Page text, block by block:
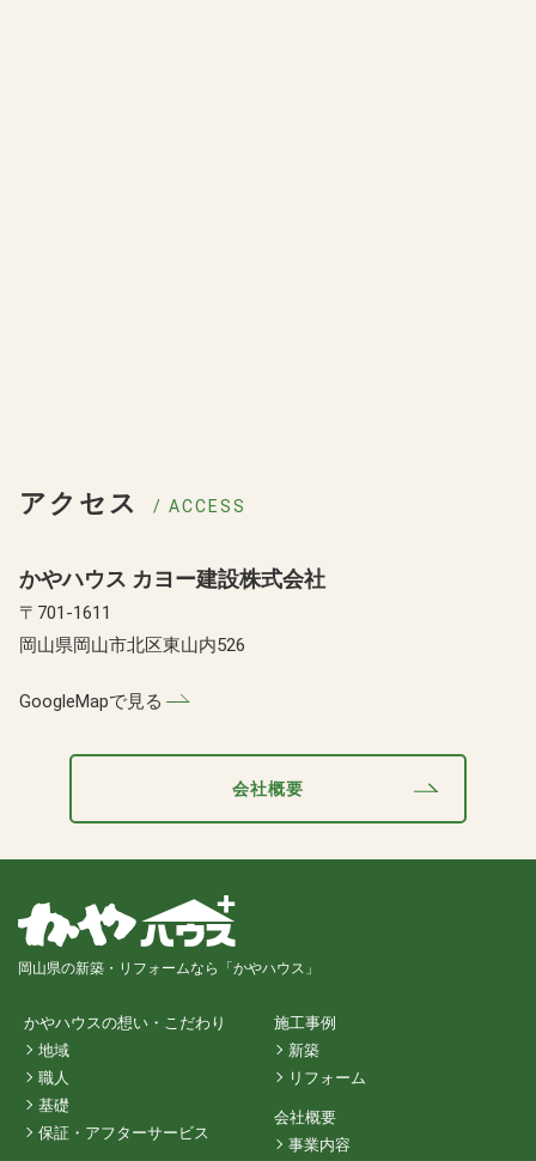
アクセス / ACCESS
かやハウス カヨー建設株式会社
〒701-1611
岡山県岡山市北区東山内526
GoogleMapで見る
会社概要
岡山県の新築・リフォームなら「かやハウス」
かやハウスの想い・こだわり
地域
職人
基礎
保証・アフターサービス
施工事例
新築
リフォーム
会社概要
事業内容